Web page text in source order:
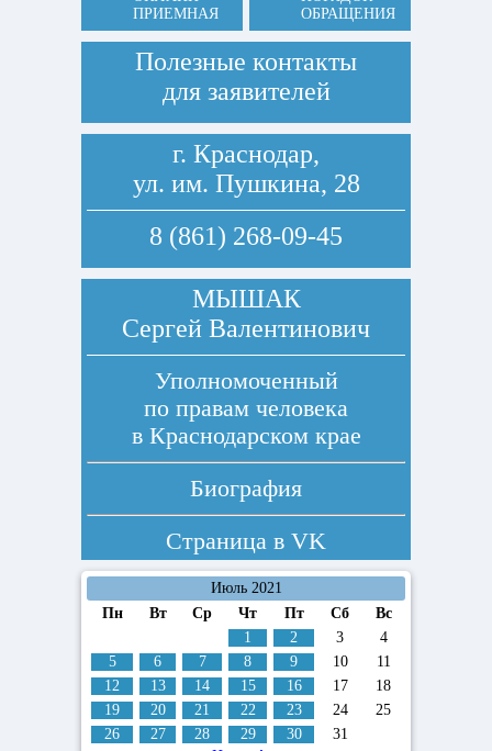
ПРИЕМНАЯ
ОБРАЩЕНИЯ
Полезные контакты
для заявителей
г. Краснодар,
ул. им. Пушкина, 28
8 (861) 268-09-45
МЫШАК
Сергей Валентинович
Уполномоченный
по правам человека
в Краснодарском крае
Биография
Страница в VK
Июль 2021
Пн
Вт Ср Чт Пт Сб
Вс
1
2 3
4
5
6 7 8 9 10
11
12
13 14 15 16 17
18
19
20 21 22 23 24
25
26
27 28 29 30
31